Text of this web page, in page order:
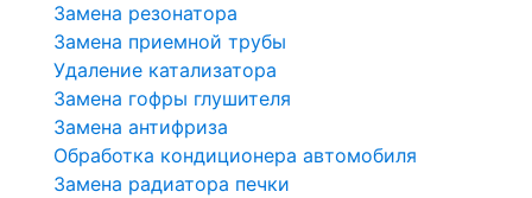
Замена резонатора
Замена приемной трубы
Удаление катализатора
Замена гофры глушителя
Замена антифриза
Обработка кондиционера автомобиля
Замена радиатора печки